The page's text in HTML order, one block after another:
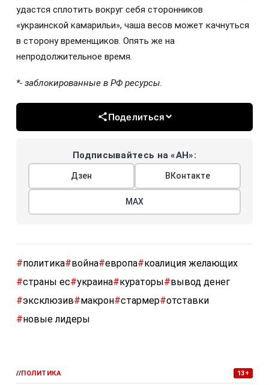
удастся сплотить вокруг себя сторонников
«украинской камарильи», чаша весов может качнуться
в сторону временщиков. Опять же на
непродолжительное время.
*- заблокированные в РФ ресурсы.
Поделиться
Подписывайтесь на «АН»:
Дзен ВКонтакте
МАХ
#политика#война#европа#коалиция желающих
#страны ес#украина#кураторы#вывод денег
#эксклюзив#макрон#стармер#отставки
#новые лидеры
//ПОЛИТИКА 13+